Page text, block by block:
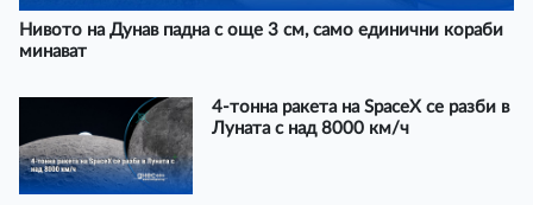
Нивото на Дунав падна с още 3 см, само единични кораби
минават
4-тонна ракета на SpaceX се разби в
Луната с над 8000 км/ч